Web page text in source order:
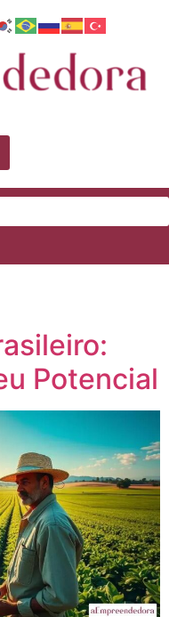
Potencial